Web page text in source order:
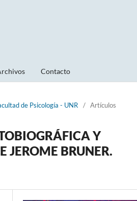
Contacto
de Psicología - UNR / Artículos
Y
JEROME BRUNER.